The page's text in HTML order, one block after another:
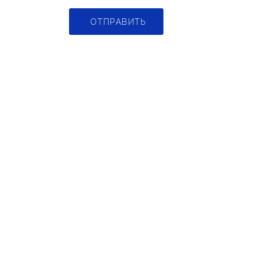
ОТПРАВИТЬ